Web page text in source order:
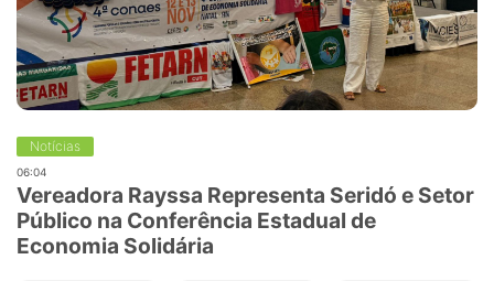
Notícias
06:04
Vereadora Rayssa Representa Seridó e Setor
Público na Conferência Estadual de
Economia Solidária